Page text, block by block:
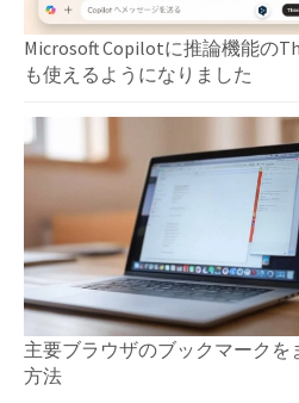
Microsoft Copilotに推論機能の
も使えるようになりました
主要ブラウザのブックマークを
方法